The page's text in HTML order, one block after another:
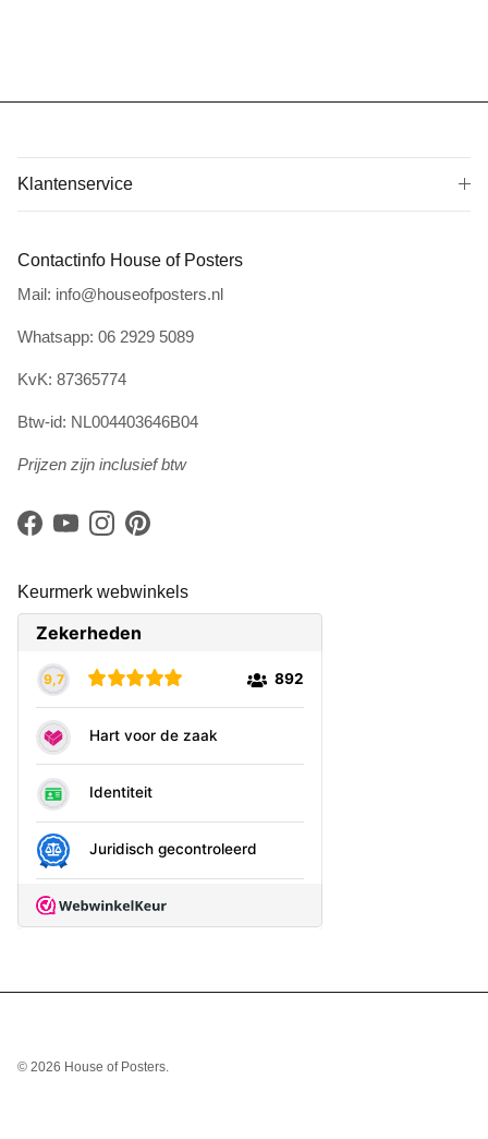
Klantenservice
Contactinfo House of Posters
Mail: info@houseofposters.nl
Whatsapp: 06 2929 5089
KvK: 87365774
Btw-id: NL004403646B04
Prijzen zijn inclusief btw
Facebook
YouTubeInstagramPinterest
Keurmerk webwinkels
© 2026 House of Posters.